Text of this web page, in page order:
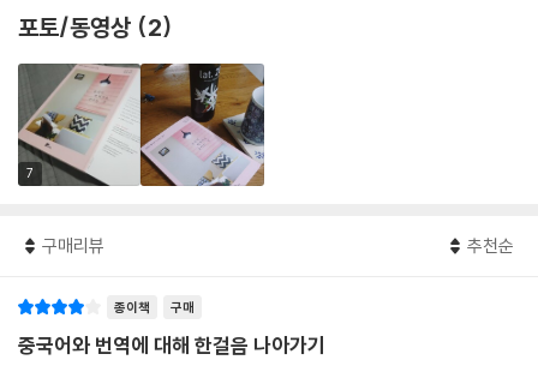
포토/동영상 (2)
7
구매리뷰 추천순
종이책 구매
중국어와 번역에 대해 한걸음 나아가기